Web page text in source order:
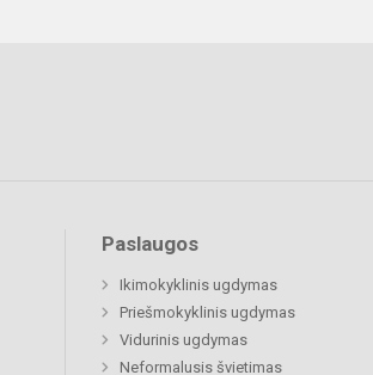
Paslaugos
Ikimokyklinis ugdymas
Priešmokyklinis ugdymas
Vidurinis ugdymas
Neformalusis švietimas